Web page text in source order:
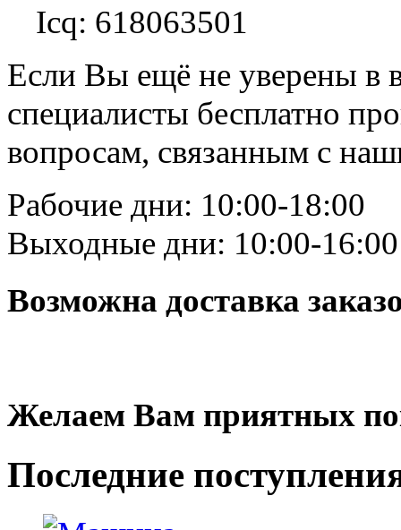
Icq: 618063501
Если Вы ещё не уверены в
специалисты бесплатно
вопросам, связанным с
Рабочие дни: 10:00-18:00
Выходные дни: 10:00-16:00
Возможна доставка
Желаем Вам приятных
Последние